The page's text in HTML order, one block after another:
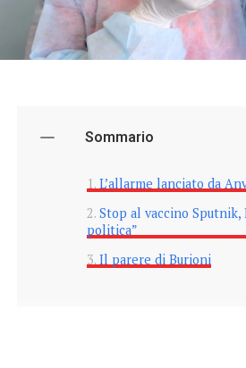
Sommario
L’allarme lanciato da
Stop al vaccino Sputnik,
politica”
Il parere di Burioni